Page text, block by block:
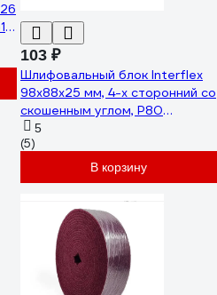
103 ₽
Шлифовальный блок Interflex
98х88х25 мм, 4-х сторонний со
скошенным углом, Р80
3080926825
5
(5)
В корзину